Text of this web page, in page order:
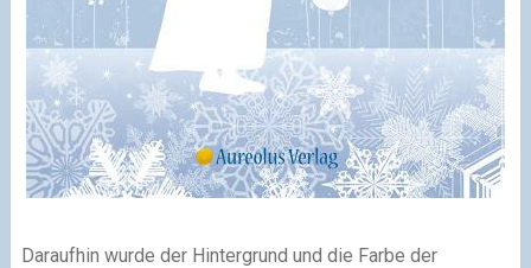
Daraufhin wurde der Hintergrund und die Farbe der